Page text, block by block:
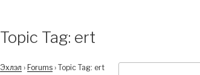
Topic Tag: ert
Эхлэл › Forums › Topic Tag: ert